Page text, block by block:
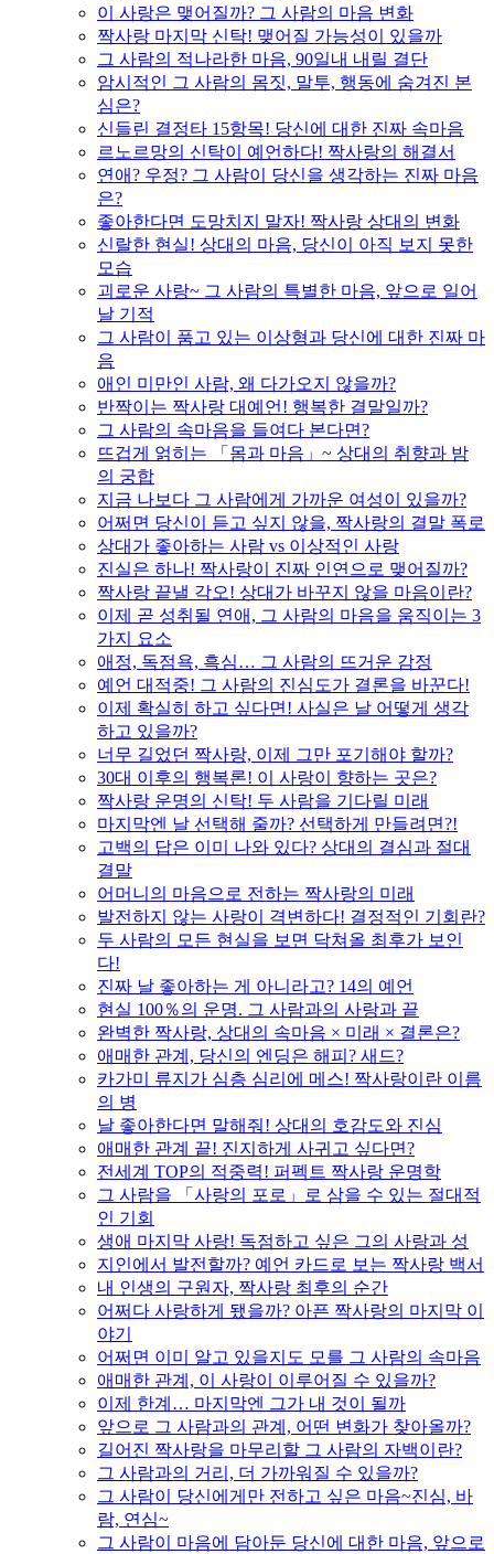
이 사랑은 맺어질까? 그 사람의 마음 변화
짝사랑 마지막 신탁! 맺어질 가능성이 있을까
그 사람의 적나라한 마음, 90일내 내릴 결단
암시적인 그 사람의 몸짓, 말투, 행동에 숨겨진 본
심은?
신들린 결정타 15항목! 당신에 대한 진짜 속마음
르노르망의 신탁이 예언하다! 짝사랑의 해결서
연애? 우정? 그 사람이 당신을 생각하는 진짜 마음
은?
좋아한다면 도망치지 말자! 짝사랑 상대의 변화
신랄한 현실! 상대의 마음, 당신이 아직 보지 못한
모습
괴로운 사랑~ 그 사람의 특별한 마음, 앞으로 일어
날 기적
그 사람이 품고 있는 이상형과 당신에 대한 진짜 마
음
애인 미만인 사람, 왜 다가오지 않을까?
반짝이는 짝사랑 대예언! 행복한 결말일까?
그 사람의 속마음을 들여다 본다면?
뜨겁게 얽히는 「몸과 마음」~ 상대의 취향과 밤
의 궁합
지금 나보다 그 사람에게 가까운 여성이 있을까?
어쩌면 당신이 듣고 싶지 않을, 짝사랑의 결말 폭로
상대가 좋아하는 사람 vs 이상적인 사랑
진실은 하나! 짝사랑이 진짜 인연으로 맺어질까?
짝사랑 끝낼 각오! 상대가 바꾸지 않을 마음이란?
이제 곧 성취될 연애, 그 사람의 마음을 움직이는 3
가지 요소
애정, 독점욕, 흑심… 그 사람의 뜨거운 감정
예언 대적중! 그 사람의 진심도가 결론을 바꾼다!
이제 확실히 하고 싶다면! 사실은 날 어떻게 생각
하고 있을까?
너무 길었던 짝사랑, 이제 그만 포기해야 할까?
30대 이후의 행복론! 이 사랑이 향하는 곳은?
짝사랑 운명의 신탁! 두 사람을 기다릴 미래
마지막엔 날 선택해 줄까? 선택하게 만들려면?!
고백의 답은 이미 나와 있다? 상대의 결심과 절대
결말
어머니의 마음으로 전하는 짝사랑의 미래
발전하지 않는 사랑이 격변하다! 결정적인 기회란?
두 사람의 모든 현실을 보면 닥쳐올 최후가 보인
다!
진짜 날 좋아하는 게 아니라고? 14의 예언
현실 100％의 운명. 그 사람과의 사랑과 끝
완벽한 짝사랑, 상대의 속마음 × 미래 × 결론은?
애매한 관계, 당신의 엔딩은 해피? 새드?
카가미 류지가 심층 심리에 메스! 짝사랑이란 이름
의 병
날 좋아한다면 말해줘! 상대의 호감도와 진심
애매한 관계 끝! 진지하게 사귀고 싶다면?
전세계 TOP의 적중력! 퍼펙트 짝사랑 운명학
그 사람을 「사랑의 포로」로 삼을 수 있는 절대적
인 기회
생애 마지막 사랑! 독점하고 싶은 그의 사랑과 성
지인에서 발전할까? 예언 카드로 보는 짝사랑 백서
내 인생의 구원자, 짝사랑 최후의 순간
어쩌다 사랑하게 됐을까? 아픈 짝사랑의 마지막 이
야기
어쩌면 이미 알고 있을지도 모를 그 사람의 속마음
애매한 관계, 이 사랑이 이루어질 수 있을까?
이제 한계… 마지막엔 그가 내 것이 될까
앞으로 그 사람과의 관계, 어떤 변화가 찾아올까?
길어진 짝사랑을 마무리할 그 사람의 자백이란?
그 사람과의 거리, 더 가까워질 수 있을까?
그 사람이 당신에게만 전하고 싶은 마음~진심, 바
람, 연심~
그 사람이 마음에 담아둔 당신에 대한 마음, 앞으로